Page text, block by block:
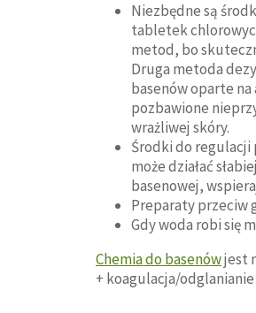
Niezbędne są
tabletek
metod, bo
Druga metoda
basenów oparte
pozbawione
wrażliwej skóry.
Środki do regulacji
może działać
basenowej,
Preparaty przeciw
Gdy woda robi się
Chemia do basenówjest
+ koagulacja/